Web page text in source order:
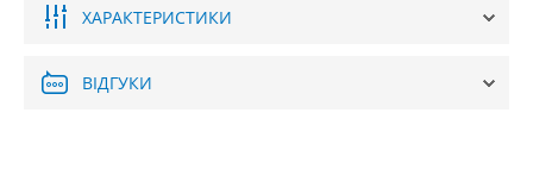
ХАРАКТЕРИСТИКИ
ВІДГУКИ